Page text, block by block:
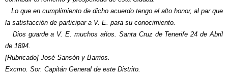
Lo que en cumplimiento de dicho acuerdo tengo el alto honor, al par que
la satisfacción de participar a V. E. para su conocimiento.
Dios guarde a V. E. muchos años. Santa Cruz de Tenerife 24 de Abril
de 1894.
[Rubricado] José Sansón y Barrios.
Excmo. Sor. Capitán General de este Distrito.